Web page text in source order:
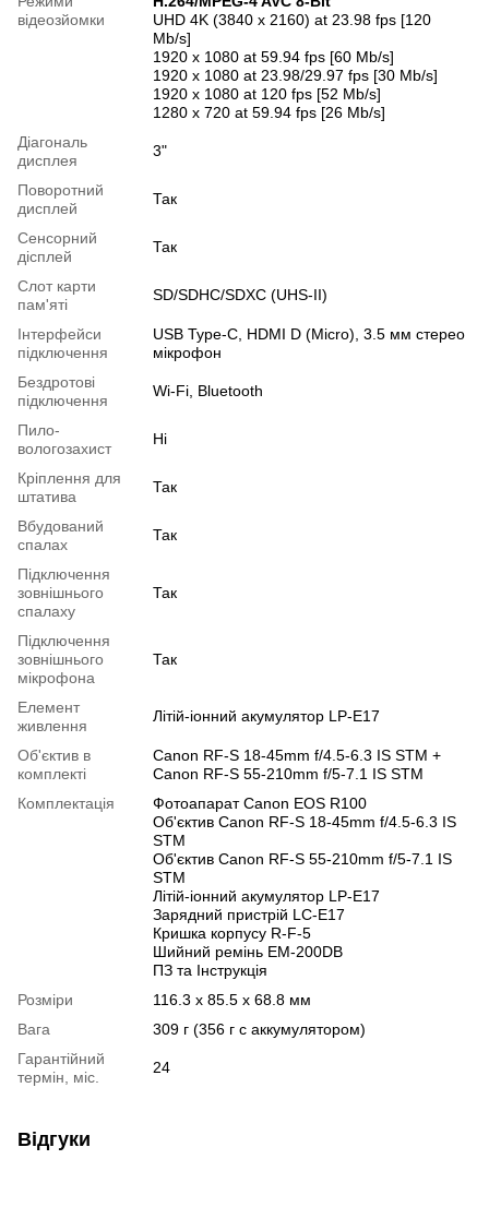
відеозйомки
UHD 4K (3840 x 2160) at 23.98 fps [120
Mb/s]
1920 x 1080 at 59.94 fps [60 Mb/s]
1920 x 1080 at 23.98/29.97 fps [30 Mb/s]
1920 x 1080 at 120 fps [52 Mb/s]
1280 x 720 at 59.94 fps [26 Mb/s]
Діагональ
дисплея
3"
Поворотний
дисплей
Так
Сенсорний
дісплей
Так
Слот карти
пам'яті
SD/SDHC/SDXC (UHS-II)
Інтерфейси
підключення
USB Type-C, HDMI D (Micro), 3.5 мм стерео
мікрофон
Бездротові
підключення
Wi-Fi, Bluetooth
Пило-
вологозахист
Ні
Кріплення для
штатива
Так
Вбудований
спалах
Так
Підключення
зовнішнього
спалаху
Так
Підключення
зовнішнього
мікрофона
Так
Елемент
живлення
Літій-іонний акумулятор LP-E17
Об'єктив в
комплекті
Canon RF-S 18-45mm f/4.5-6.3 IS STM +
Canon RF-S 55-210mm f/5-7.1 IS STM
Комплектація
Фотоапарат Canon EOS R100
Об'єктив Canon RF-S 18-45mm f/4.5-6.3 IS
STM
Об'єктив Canon RF-S 55-210mm f/5-7.1 IS
STM
Літій-іонний акумулятор LP-E17
Зарядний пристрій LC-E17
Кришка корпусу R-F-5
Шийний ремінь EM-200DB
ПЗ та Інструкція
Розміри
116.3 x 85.5 x 68.8 мм
Вага
309 г (356 г с аккумулятором)
Гарантійний
термін, міс.
24
Відгуки